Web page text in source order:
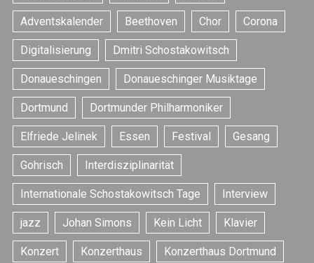
Adventskalender Beethoven Chor Corona
Digitalisierung Dmitri Schostakowitsch
Donaueschingen Donaueschinger Musiktage
Dortmund Dortmunder Philharmoniker
Elfriede Jelinek Essen Festival Gesang
Gohrisch Interdisziplinarität
Internationale Schostakowitsch Tage Interview
jazz Johan Simons Kein Licht Klavier
Konzert Konzerthaus Konzerthaus Dortmund
S
e